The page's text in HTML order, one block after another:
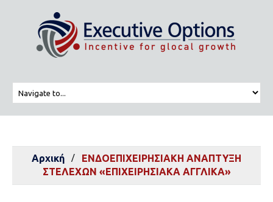
Αρχική
ΕΝΔΟΕΠΙΧΕΙΡΗΣΙΑΚΗ ΑΝΑΠΤΥΞΗ
ΣΤΕΛΕΧΩΝ «ΕΠΙΧΕΙΡΗΣΙΑΚΑ ΑΓΓΛΙΚΑ»